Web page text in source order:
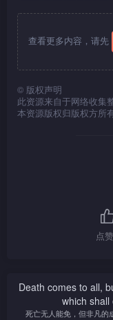
查看更多内容，请先
© 版权声明
此资源来自于网络收集
本资源版权归版权方所有
点赞
Death comes to all,
which
死亡无人能免，但非凡的